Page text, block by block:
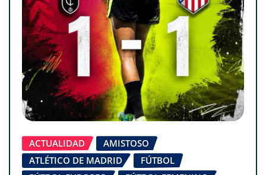
ACTUALIDAD
AMISTOSO
ATLÉTICO DE MADRID
FÚTBOL